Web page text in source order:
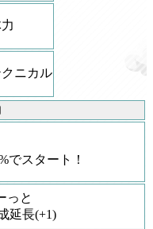
クニカル
でスタート！
っと
延長(+1)